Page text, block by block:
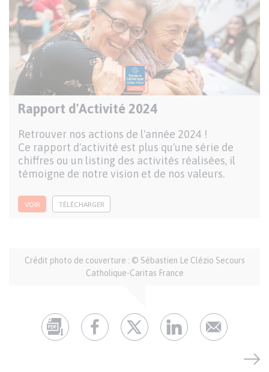
Publication
Rapport d'Activité 2024
Description
Retrouver nos actions de l'année 2024 !
Ce rapport d'activité est plus qu'une série de
chiffres ou un listing des activités réalisées, il
témoigne de notre vision et de nos valeurs.
VOIR TÉLÉCHARGER
Crédit photo de couverture : © Sébastien Le Clézio Secours
Catholique-Caritas France